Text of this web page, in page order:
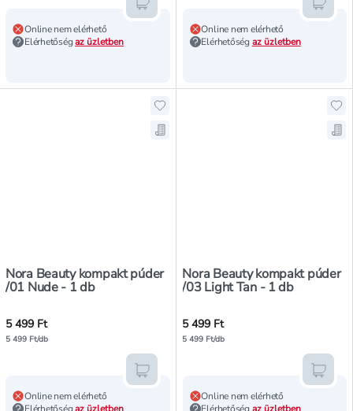
Online nem elérhető
Elérhetőségaz üzletben
Kosárba teszem
Online nem elérhető
Elérhetőség az üzletben
Nora Beauty kompakt púder
/01 Nude - 1 db
Hozzáadás a kedvencekhez,
Mentés a bevásárló listára, Nora
5 499 Ft
5 499 Ft/db
Online nem elérhető
Kosárba teszem
Nora Beauty kompakt púder
/03 Light Tan - 1 db
5 499 Ft
5 499 Ft/db
Online nem elérhető